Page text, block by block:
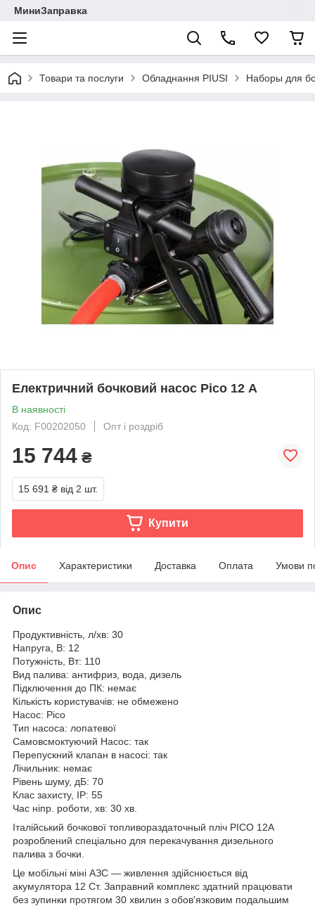
МиниЗаправка
Товари та послуги Обладнання PIUSI Наборы для
Електричний бочковий насос Pico 12 А
В наявності
Код: F00202050
Опт і роздріб
15 744 ₴
15 691 ₴ від 2 шт.
Купити
Опис Характеристики Доставка Оплата Умови
Опис
Продуктивність, л/хв: 30
Напруга, В: 12
Потужність, Вт: 110
Вид палива: антифриз, вода, дизель
Підключення до ПК: немає
Кількість користувачів: не обмежено
Насос: Pico
Тип насоса: лопатевої
Самовсмоктуючий Насос: так
Перепускний клапан в насосі: так
Лічильник: немає
Рівень шуму, дБ: 70
Клас захисту, IP: 55
Час ніпр. роботи, хв: 30 хв.
Італійський бочкової топливораздаточный пліч PICO 12А
розроблений спеціально для перекачування дизельного
палива з бочки.
Це мобільні міні АЗС — живлення здійснюється від
акумулятора 12 Ст. Заправний комплекс здатний працювати
без зупинки протягом 30 хвилин з обов'язковим подальшим